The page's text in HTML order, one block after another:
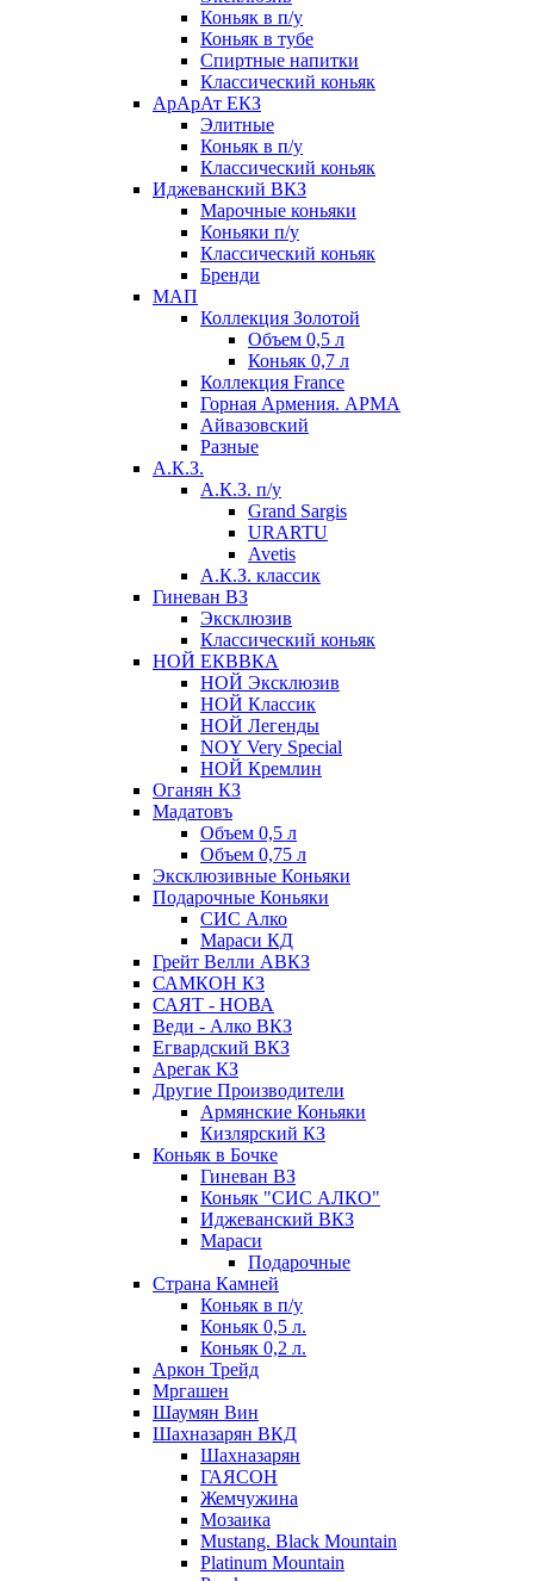
Коньяк в п/у
Коньяк в тубе
Спиртные напитки
Классический коньяк
АрАрАт ЕКЗ
Элитные
Коньяк в п/у
Классический коньяк
Иджеванский ВКЗ
Марочные коньяки
Коньяки п/у
Классический коньяк
Бренди
МАП
Коллекция Золотой
Объем 0,5 л
Коньяк 0,7 л
Коллекция France
Горная Армения. АРМА
Айвазовский
Разные
А.К.З.
А.К.З. п/у
Grand Sargis
URARTU
Avetis
А.К.З. классик
Гиневан ВЗ
Эксклюзив
Классический коньяк
НОЙ ЕКВВКА
НОЙ Эксклюзив
НОЙ Классик
НОЙ Легенды
NOY Very Speсial
НОЙ Кремлин
Оганян КЗ
Мадатовъ
Объем 0,5 л
Объем 0,75 л
Эксклюзивные Коньяки
Подарочные Коньяки
СИС Алко
Мараси КД
Грейт Велли АВКЗ
САМКОН КЗ
САЯТ - НОВА
Веди - Алко ВКЗ
Егвардский ВКЗ
Арегак КЗ
Другие Производители
Армянские Коньяки
Кизлярский КЗ
Коньяк в Бочке
Гиневан ВЗ
Коньяк "СИС АЛКО"
Иджеванский ВКЗ
Мараси
Подарочные
Страна Камней
Коньяк в п/у
Коньяк 0,5 л.
Коньяк 0,2 л.
Аркон Трейд
Мргашен
Шаумян Вин
Шахназарян ВКД
Шахназарян
ГАЯСОН
Жемчужина
Мозаика
Mustang. Black Mountain
Platinum Mountain